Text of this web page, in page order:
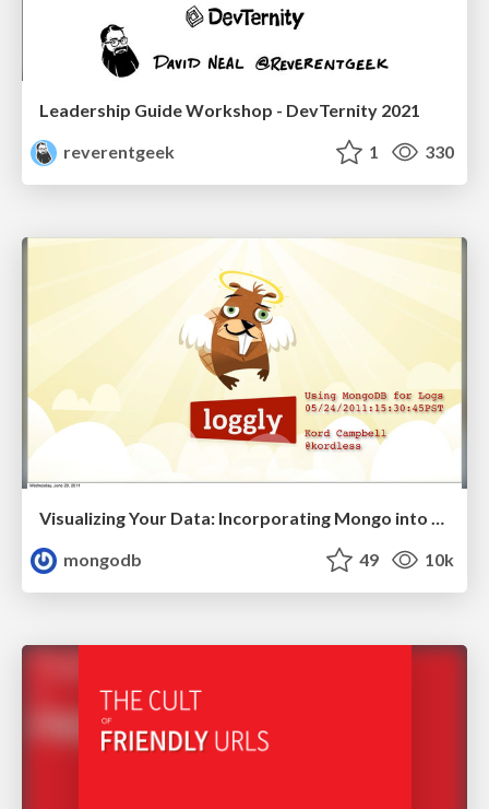
Leadership Guide Workshop - DevTernity 2021
reverentgeek
1 330
Visualizing Your Data: Incorporating Mongo into Loggly Infrastructure
mongodb
49 10k